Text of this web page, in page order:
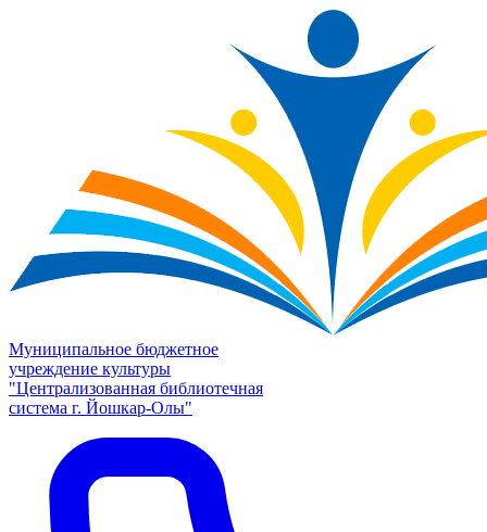
Муниципальное бюджетное
учреждение культуры
"Централизованная библиотечная
система г. Йошкар-Олы"